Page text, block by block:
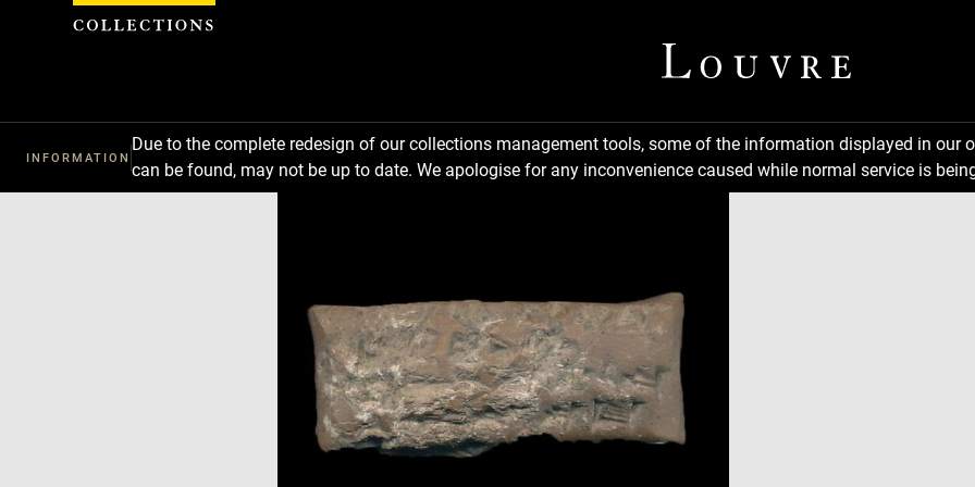
INFORMATION
Due to the complete redesign of our collections management tools, some of the information displayed in
can be found, may not be up to date. We apologise for any inconvenience caused while normal service is
Cookies management panel